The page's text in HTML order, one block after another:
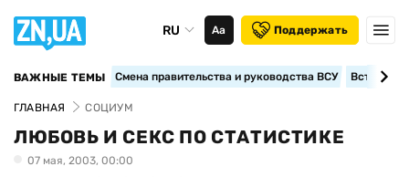
RU Аа Поддержать
ВАЖНЫЕ ТЕМЫ Смена правительства и руководства ВСУ
ГЛАВНАЯ СОЦИУМ
ЛЮБОВЬ И СЕКС ПО СТАТИСТИКЕ
07 мая, 2003, 00:00